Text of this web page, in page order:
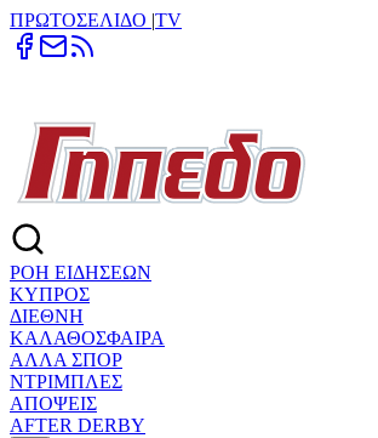
ΠΡΩΤΟΣΕΛΙΔΟ |TV
ΡΟΗ ΕΙΔΗΣΕΩΝ
ΚΥΠΡΟΣ
ΔΙΕΘΝΗ
ΚΑΛΑΘΟΣΦΑΙΡΑ
ΑΛΛΑ ΣΠΟΡ
ΝΤΡΙΜΠΛΕΣ
ΑΠΟΨΕΙΣ
AFTER DERBY